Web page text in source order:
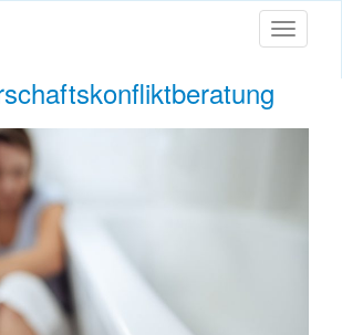
Toggle